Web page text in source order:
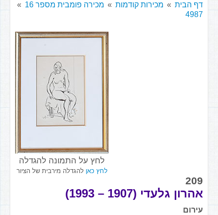
דף הבית מכירות קודמות
מכירה פומבית מספר 16
4987
לחץ על התמונה להגדלה
לחץ כאן להגדלה מירבית של הציור
209
אהרון גלעדי (1907 – 1993)
עירום